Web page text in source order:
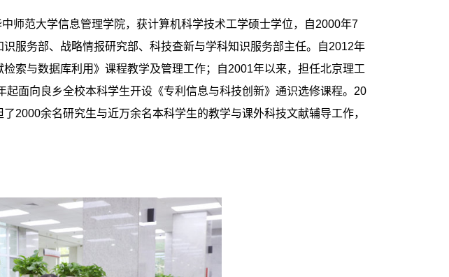
师范大学信息管理学院，获计算机科学技术工学硕士学位，自2000年7
服务部、战略情报研究部、科技查新与学科知识服务部主任。自2012年
索与数据库利用》课程教学及管理工作；自2001年以来，担任北京理工
面向良乡全校本科学生开设《专利信息与科技创新》通识选修课程。20
2000余名研究生与近万余名本科学生的教学与课外科技文献辅导工作，